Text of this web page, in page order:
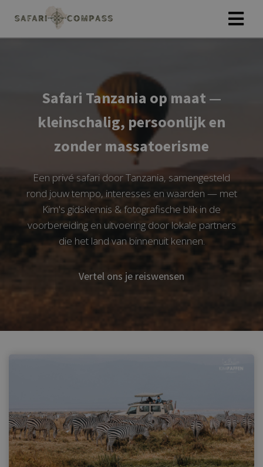
Safari Tanzania op maat —
kleinschalig, persoonlijk en
zonder massatoerisme
Een privé safari door Tanzania, samengesteld
rond jouw tempo, interesses en waarden — met
Kim's gidskennis & fotografische blik in de
voorbereiding en uitvoering door lokale partners
die het land van binnenuit kennen.
Vertel ons je reiswensen